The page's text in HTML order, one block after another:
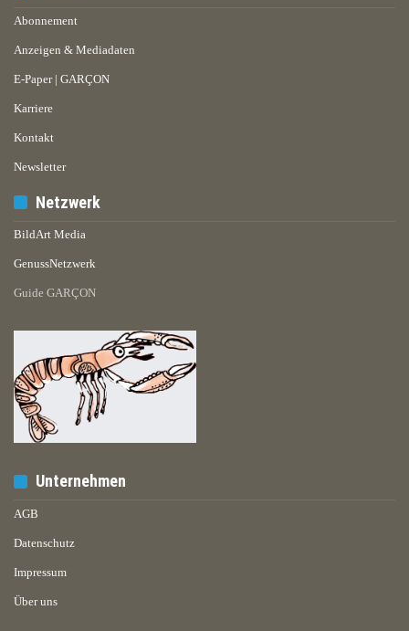
Abonnement
Anzeigen & Mediadaten
E-Paper | GARÇON
Karriere
Kontakt
Newsletter
Netzwerk
BildArt Media
GenussNetzwerk
Guide GARÇON
Unternehmen
AGB
Datenschutz
Impressum
Über uns